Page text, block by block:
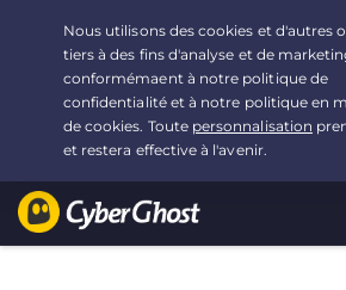
Vous avez opté pour :L'offre la plus
2.1666666666667 ans à $2.19/